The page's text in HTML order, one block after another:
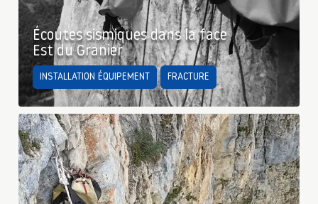
Écoutes sismiques dans la face
Est du Granier
INSTALLATION ÉQUIPEMENT FRACTURE